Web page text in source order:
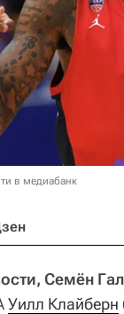
в медиабанк
Семён
Уилл Клайберн